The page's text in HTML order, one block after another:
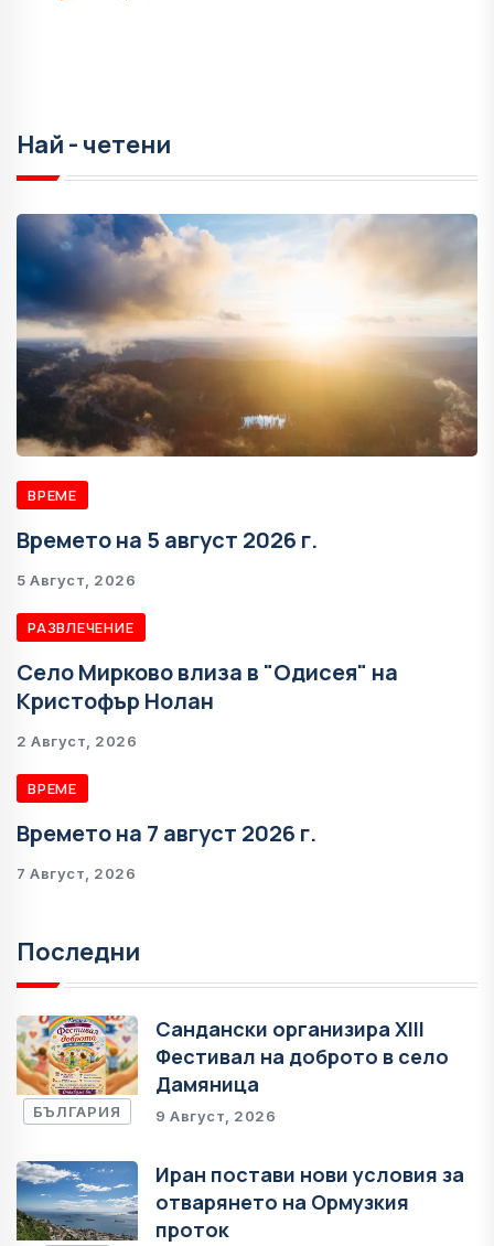
Най - четени
ВРЕМЕ
Времето на 5 август 2026 г.
5 Август, 2026
РАЗВЛЕЧЕНИЕ
Село Мирково влиза в "Одисея" на
Кристофър Нолан
2 Август, 2026
ВРЕМЕ
Времето на 7 август 2026 г.
7 Август, 2026
Последни
БЪЛГАРИЯ
Сандански организира XIII
Фестивал на доброто в село
Дамяница
9 Август, 2026
Иран постави нови условия за
отварянето на Ормузкия
проток